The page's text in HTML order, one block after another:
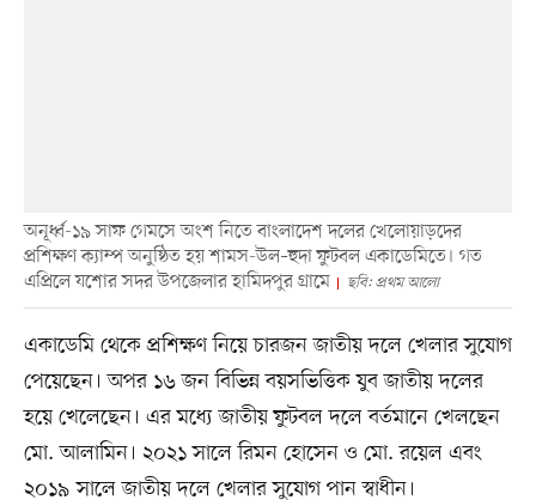
অনূর্ধ্ব-১৯ সাফ গেমসে অংশ নিতে বাংলাদেশ দলের খেলোয়াড়দের
প্রশিক্ষণ ক্যাম্প অনুষ্ঠিত হয় শামস-উল–হুদা ফুটবল একাডেমিতে। গত
এপ্রিলে যশোর সদর উপজেলার হামিদপুর গ্রামে
ছবি: প্রথম আলো
একাডেমি থেকে প্রশিক্ষণ নিয়ে চারজন জাতীয় দলে খেলার সুযোগ
পেয়েছেন। অপর ১৬ জন বিভিন্ন বয়সভিত্তিক যুব জাতীয় দলের
হয়ে খেলেছেন। এর মধ্যে জাতীয় ফুটবল দলে বর্তমানে খেলছেন
মো. আলামিন। ২০২১ সালে রিমন হোসেন ও মো. রয়েল এবং
২০১৯ সালে জাতীয় দলে খেলার সুযোগ পান স্বাধীন।